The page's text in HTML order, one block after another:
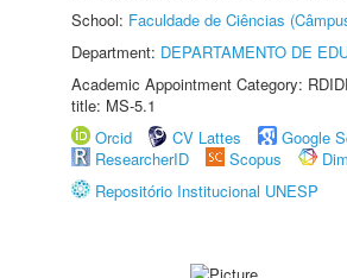
School: Faculdade de Ciências
Department: DEPARTAMENTO DE
Academic Appointment Category:
title: MS-5.1
Orcid
CV Lattes
Google
ResearcherID
Scopus
Repositório Institucional UNESP